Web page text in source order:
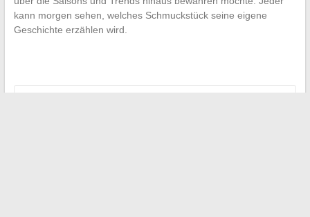
kann morgen sehen, welches Schmuckstück seine eigene
Geschichte erzählen wird.